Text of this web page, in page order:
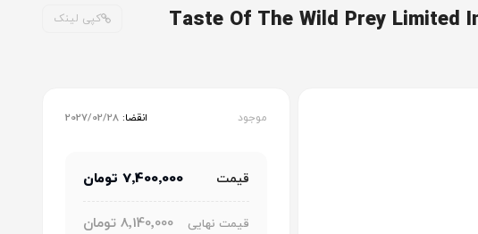
کپی لینک
موجود انقضا: 2027/02/28
قیمت 7٬400٬000 تومان
قیمت نهایی 8٬140٬000 تومان